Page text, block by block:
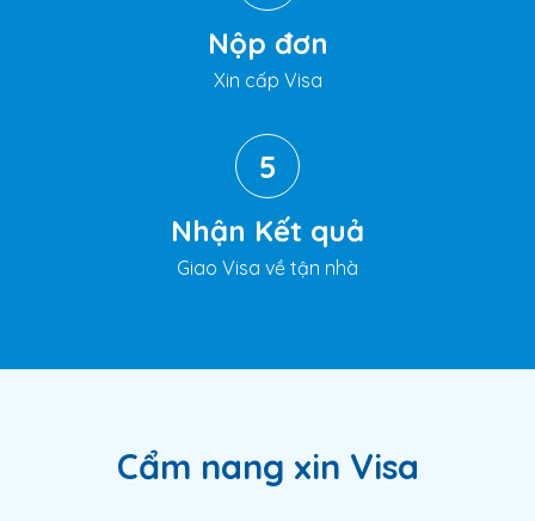
Nộp đơn
Xin cấp Visa
5
Nhận Kết quả
Giao Visa về tận nhà
Cẩm nang xin Visa